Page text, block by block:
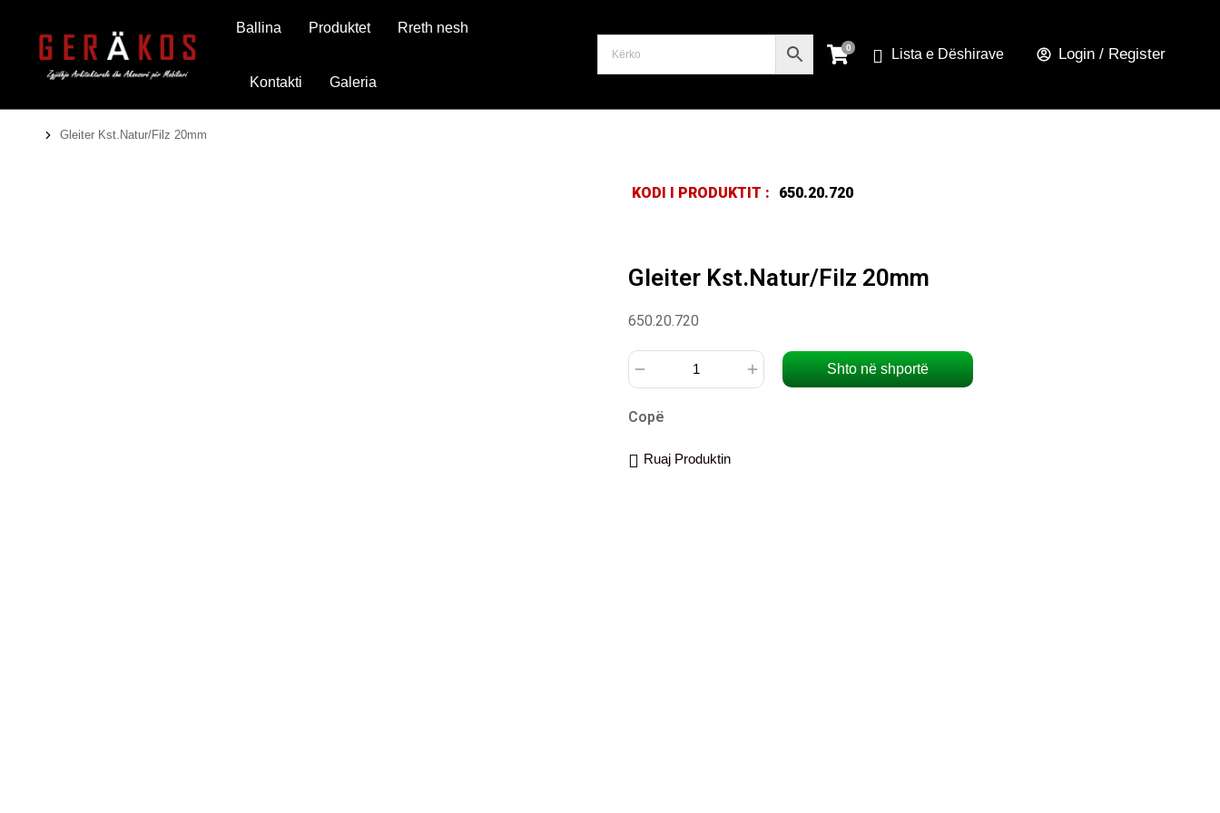
Ballina Produktet Rreth nesh
Kontakti Galeria
Lista e Dëshirave Login / Register
You are here:
Gleiter Kst.Natur/Filz 20mm
KODI I PRODUKTIT : 650.20.720
Gleiter Kst.Natur/Filz 20mm
650.20.720
Shto në shportë
Copë
Ruaj Produktin